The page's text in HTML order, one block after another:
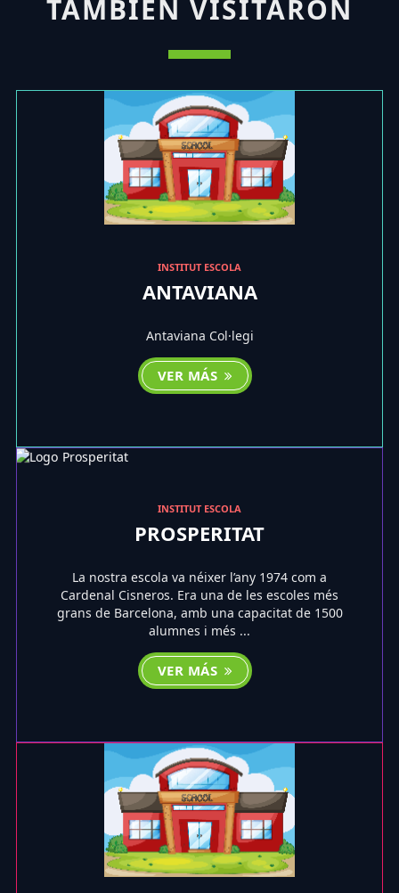
TAMBIÉN VISITARON
INSTITUT ESCOLA
ANTAVIANA
Antaviana Col·legi
VER MÁS
INSTITUT ESCOLA
PROSPERITAT
La nostra escola va néixer l’any 1974 com a
Cardenal Cisneros. Era una de les escoles més
grans de Barcelona, amb una capacitat de 1500
alumnes i més ...
VER MÁS